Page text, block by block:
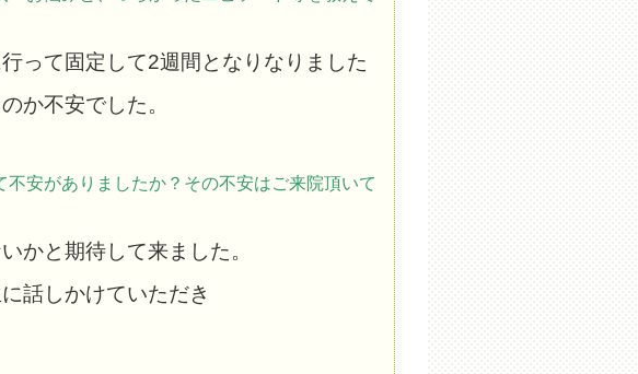
って固定して2週間となりなりました
か不安でした。
安がありましたか？その不安はご来院頂いて
かと期待して来ました。
話しかけていただき